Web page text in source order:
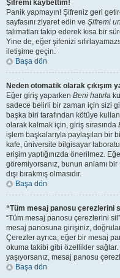
Şifremi kaybettim!
Panik yapmayın! Şifreniz geri
sayfasını ziyaret edin ve Şifremi
talimatları takip ederek kısa bir
Yine de, eğer şifenizi
iletişime geçin.
Başa dön
Neden otomatik olarak çıkışım
Eğer giriş yaparken Beni hatırla
sadece belirli bir zaman için sizi
başka biri tarafından kötüye
olarak kalmak için, giriş sırasında
işlem başkalarıyla paylaşılan bir
kafe, üniversite bilgisayar
erişim yaptığınızda önerilmez.
göremiyorsanız, bunun anlamı
dışı bırakmış olmasıdır.
Başa dön
“Tüm mesaj panosu çerezlerini
“Tüm mesaj panosu çerezlerini
mesaj panosuna girişiniz,
Çerezler ayrıca, eğer bir mesaj
okuma takibi gibi özellikler sağlar.
yaşıyorsanız, mesaj panosu
Başa dön